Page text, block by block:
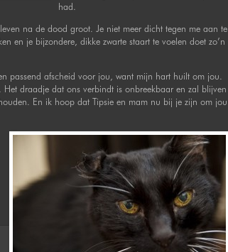
had.
na de dood groot. Je niet meer dicht tegen me aan te
en je bijzondere, dikke zwarte staart te voelen doet zo’n
passend afscheid voor jou, want mijn hart huilt om jou.
draadje dat ons verbindt is onbreekbaar en zal blijven
En ik hoop dat Tipsie en mam nu bij je zijn om jou